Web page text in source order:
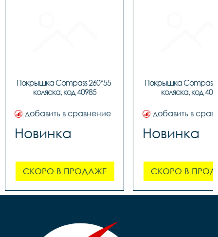
Покрышка Compass 260*55
коляска, код 40985
добавить в сравнение
Новинка
СКОРО В ПРОДАЖЕ
Покрышка Compass
коляска, код
добавить в
Новинка
СКОРО В